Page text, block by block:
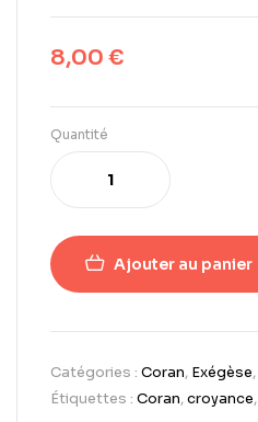
8,00 €
Quantité
Ajouter au panier
Catégories : Coran, Exégèse,
Étiquettes : Coran,croyance,